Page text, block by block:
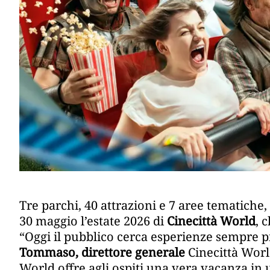
Tre parchi, 40 attrazioni e 7 aree
30 maggio l’estate 2026 diCinecittà World,
“Oggi il pubblico cerca esperienze
Tommaso, direttore generale Cinecittà